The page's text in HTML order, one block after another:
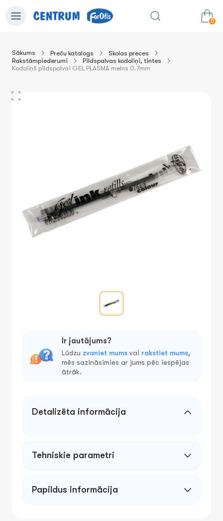
0
uz grozu Summa:
Sākums Preču katalogs
Skolas preces
Rakstāmpiederumi
Pildspalvas kodoliņi, tintes
Kodoliņš pildspalvai GEL PLASMA melns 0.7mm
Ir jautājums?
Lūdzu zvaniet mums vai rakstiet mums,
mēs sazināsimies ar jums pēc iespējas
ātrāk.
Detalizēta informācija
Tehniskie parametri
Papildus informācija